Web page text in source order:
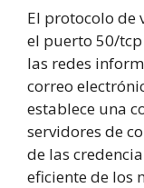
El protocolo de
el puerto 50/
las redes
correo
establece una
servidores de
de las
eficiente de los